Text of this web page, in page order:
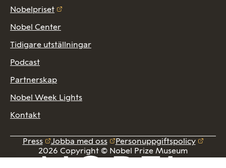
Nobelpriset
Nobel Center
Tidigare utställningar
Podcast
Partnerskap
Nobel Week Lights
Kontakt
Press Jobba med oss
Personuppgiftspolicy
2026 Copyright © Nobel Prize Museum